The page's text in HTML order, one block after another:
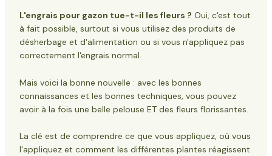
L'engrais pour gazon tue-t-il les fleurs ? Oui, c'est tout
à fait possible, surtout si vous utilisez des produits de
désherbage et d'alimentation ou si vous n'appliquez pas
correctement l'engrais normal.
Mais voici la bonne nouvelle : avec les bonnes
connaissances et les bonnes techniques, vous pouvez
avoir à la fois une belle pelouse ET des fleurs florissantes.
La clé est de comprendre ce que vous appliquez, où vous
l'appliquez et comment les différentes plantes réagissent